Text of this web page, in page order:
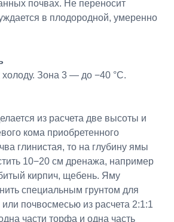
почвах. Не переносит
в плодородной, умеренно
холоду. Зона 3 — до −40 °C.
из расчета две высоты и
кома приобретенного
глинистая, то на глубину ямы
10−20 см дренажа, например
кирпич, щебень. Яму
специальным грунтом для
почвосмесью из расчета 2:1:1
части торфа и одна часть